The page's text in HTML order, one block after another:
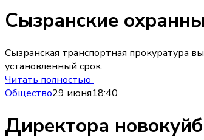
Сызранские
Сызранская транспортная прокуратура
установленный срок.
Читать полностью
Общество29 июня18:40
Директора